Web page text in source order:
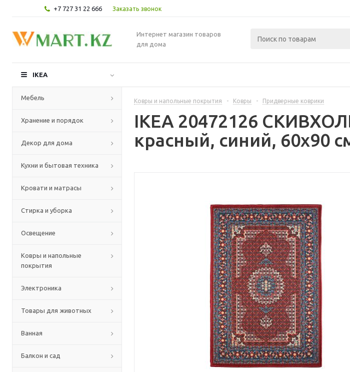
+7 727 31 22 666 Заказать звонок
Интернет магазин товаров
для дома
IKEA
Мебель
Хранение и порядок
Декор для дома
Кухни и бытовая техника
Кровати и матрасы
Стирка и уборка
Освещение
Ковры и напольные
покрытия
Электроника
Товары для животных
Ванная
Балкон и сад
Ковры и напольные покрытия - Ковры - Придверные коврики
IKEA 20472126
красный, синий, 60x90